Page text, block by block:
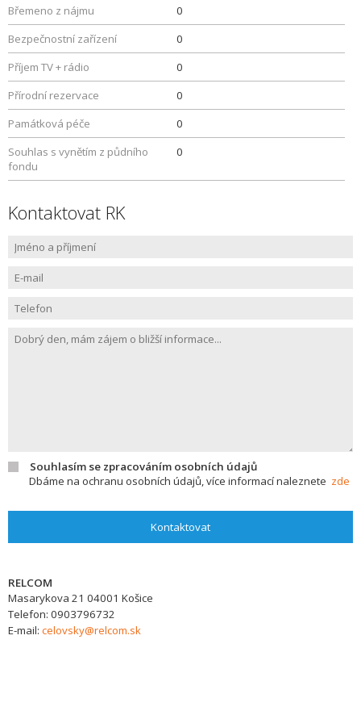
Břemeno z nájmu
0
Bezpečnostní zařízení
0
Příjem TV + rádio
0
Přírodní rezervace
0
Památková péče
0
Souhlas s vynětím z půdního
fondu
0
Kontaktovat RK
Souhlasím se zpracováním osobních údajů
Dbáme na ochranu osobních údajů, více informací naleznete zde
Kontaktovat
RELCOM
Masarykova 21 04001 Košice
Telefon: 0903796732
E-mail: celovsky@relcom.sk